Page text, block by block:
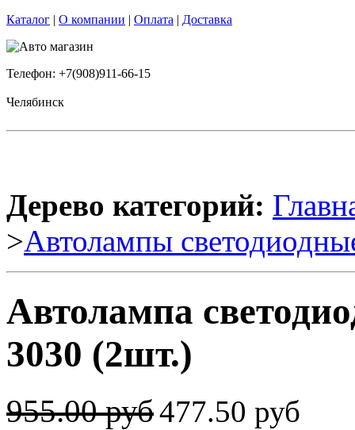
Каталог | О компании | Оплата | Доставка
Телефон: +7(908)911-66-15
Челябинск
Дерево категорий:
>Автолампы
Автолампа
3030 (2шт.)
955.00 руб477.50 руб